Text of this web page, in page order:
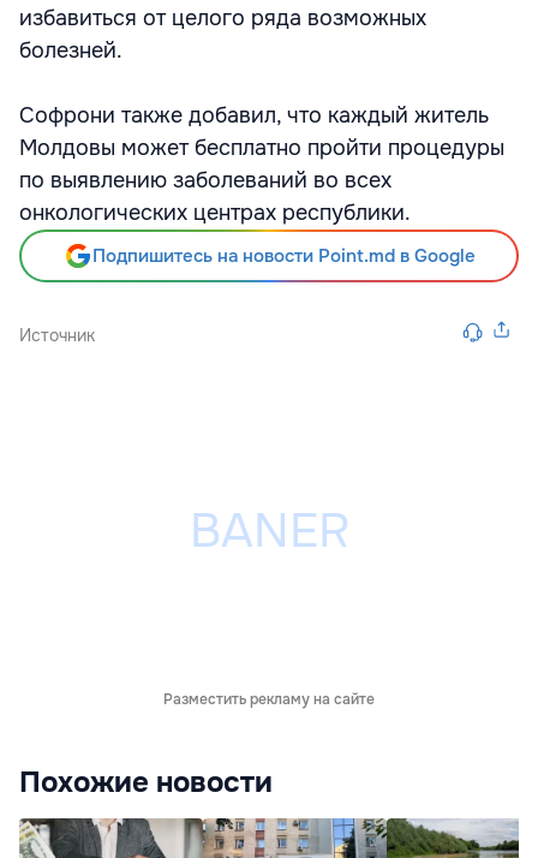
избавиться от целого ряда возможных
болезней.
Софрони также добавил, что каждый житель
Молдовы может бесплатно пройти процедуры
по выявлению заболеваний во всех
онкологических центрах республики.
Подпишитесь на новости Point.md в Google
Источник
Разместить рекламу на сайте
Похожие новости